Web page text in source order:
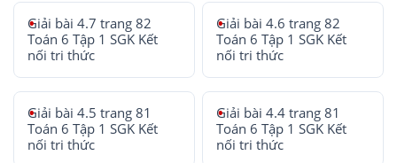
Giải bài 4.7 trang 82
Toán 6 Tập 1 SGK Kết
nối tri thức
Giải bài 4.6 trang 82
Toán 6 Tập 1 SGK Kết
nối tri thức
Giải bài 4.5 trang 81
Toán 6 Tập 1 SGK Kết
nối tri thức
Giải bài 4.4 trang 81
Toán 6 Tập 1 SGK Kết
nối tri thức